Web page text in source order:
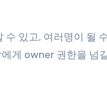
있고, 여러명이 될
게 owner 권한을 넘